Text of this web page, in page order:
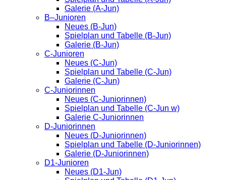
Galerie (A-Jun)
B–Junioren
Neues (B-Jun)
Spielplan und Tabelle (B-Jun)
Galerie (B-Jun)
C-Junioren
Neues (C-Jun)
Spielplan und Tabelle (C-Jun)
Galerie (C-Jun)
C-Juniorinnen
Neues (C-Juniorinnen)
Spielplan und Tabelle (C-Jun w)
Galerie C-Juniorinnen
D-Juniorinnen
Neues (D-Juniorinnen)
Spielplan und Tabelle (D-Juniorinnen)
Galerie (D-Juniorinnen)
D1-Junioren
Neues (D1-Jun)